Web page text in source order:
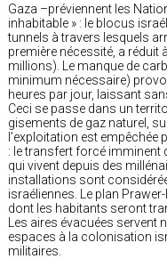
Gaza –préviennent les
inhabitable » : le blocus
tunnels à travers lesquels
première nécessité, a réduit
millions). Le manque de
minimum nécessaire)
heures par jour, laissant
Ceci se passe dans un
gisements de gaz naturel,
l’exploitation est empêchée
: le transfert forcé imminent
qui vivent depuis des
installations sont
israéliennes. Le plan
dont les habitants seront
Les aires évacuées
espaces à la colonisation
militaires.